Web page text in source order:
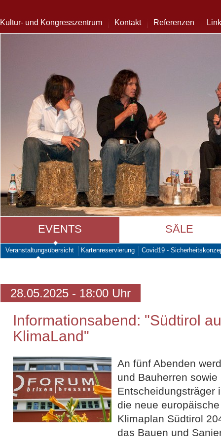
Kultur- und Kongresszentrum Kontakt Referenzen
EVENTS SÄLE
Veranstaltungsübersicht Kartenreservierung Covid19 -
28.05.2025 - 18:00 Uhr
Informationsabend: "Südtirol
KlimaLand"
An fünf Abenden
und Bauherren
Entscheidungsträger
die neue
Klimaplan Südtirol
das Bauen und